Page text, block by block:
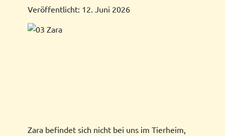
Veröffentlicht: 12. Juni 2026
Zara befindet sich nicht bei uns im Tierheim,